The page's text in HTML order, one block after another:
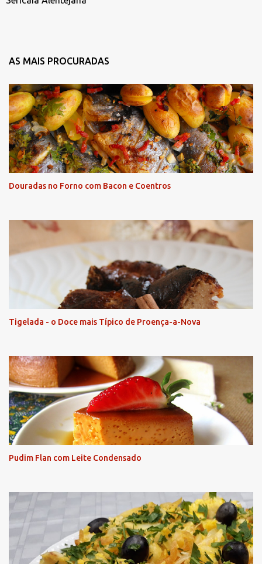
AS MAIS PROCURADAS
Douradas no Forno com Bacon e Coentros
Tigelada - o Doce mais Típico de Proença-a-Nova
Pudim Flan com Leite Condensado